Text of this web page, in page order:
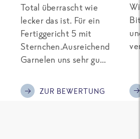
Total überrascht wie
lecker das ist. Für ein
Fertiggericht 5 mit
Sternchen.Ausreichend
Garnelen uns sehr gut
Kompliment
ZUR BEWERTUNG